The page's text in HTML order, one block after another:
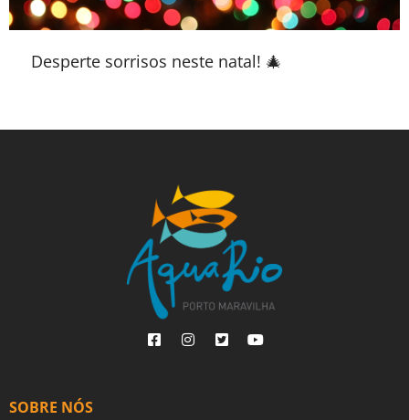
Desperte sorrisos neste natal! 🎄
SOBRE NÓS